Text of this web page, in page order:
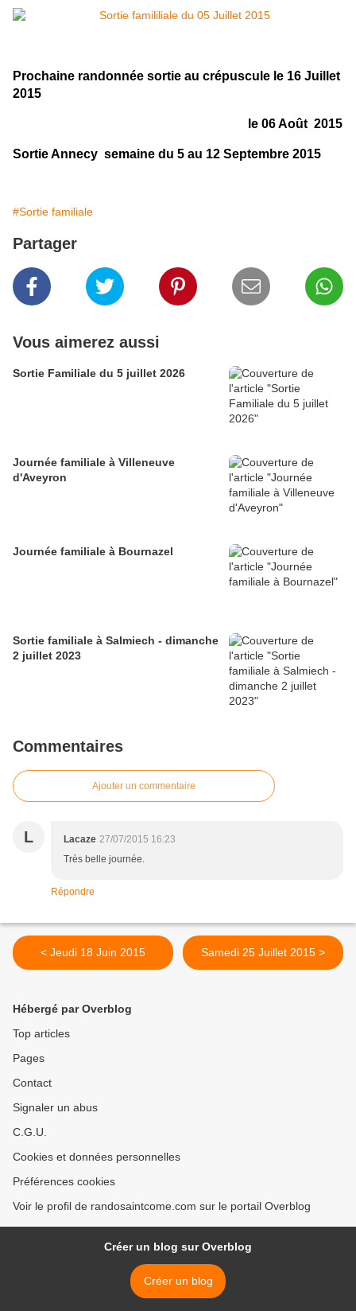
Prochaine randonnée sortie au crépuscule le 16 Juillet
2015
le 06 Août 2015
Sortie Annecy semaine du 5 au 12 Septembre 2015
#Sortie familiale
Partager
Vous aimerez aussi
Sortie Familiale du 5 juillet 2026
Journée familiale à Villeneuve
d'Aveyron
Journée familiale à Bournazel
Sortie familiale à Salmiech - dimanche
2 juillet 2023
Commentaires
Ajouter un commentaire
L Lacaze 27/07/2015 16:23
Très belle journée.
Répondre
< Jeudi 18 Juin 2015 Samedi 25 Juillet 2015 >
Hébergé par Overblog
Top articles
Pages
Contact
Signaler un abus
C.G.U.
Cookies et données personnelles
Préférences cookies
Voir le profil de randosaintcome.com sur le portail Overblog
Créer un blog sur Overblog
Créer un blog